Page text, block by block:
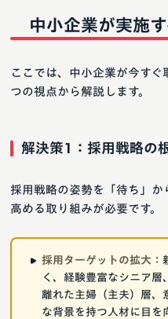
中小企業が実施
ここでは、中小企業が今す
つの視点から解説します。
解決策1：採用戦略の
採用戦略の姿勢を「待ち」
高める取り組みが必要です。
採用ターゲットの拡大：
く、経験豊富なシニア層
離れた主婦（主夫）層、
な背景を持つ人材に目を